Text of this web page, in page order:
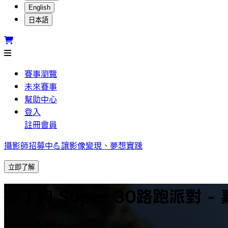
English
日本語
賽事瀏覽
未來賽事
幫助中心
登入
註冊會員
攝影師招募中💪讓影像變現、夢想實踐
立即了解
布丁狗 Super 30路跑派對 -